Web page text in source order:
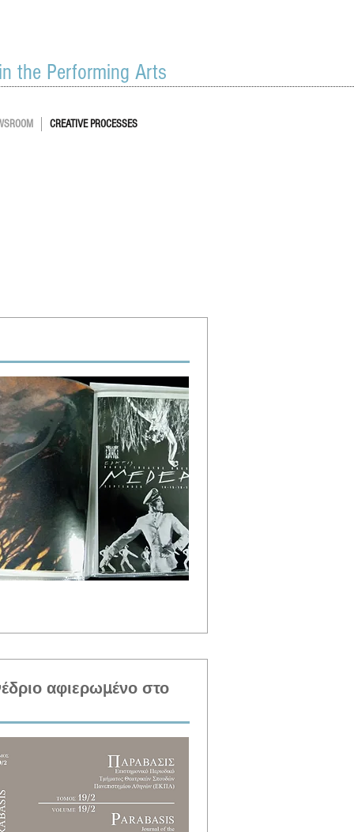
the Performing Arts
CREATIVE PROCESSES
αφιερωμένο στο